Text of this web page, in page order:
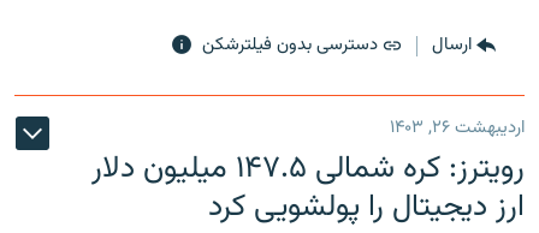
ارسال دسترسی بدون فیلترشکن
اردیبهشت ۲۶, ۱۴۰۳
رویترز: کره شمالی ۱۴۷.۵ میلیون دلار
ارز دیجیتال را پولشویی کرد